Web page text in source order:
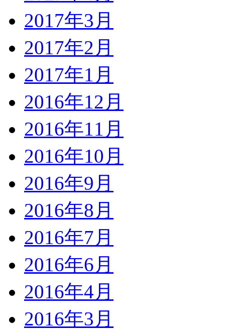
2017年3月
2017年2月
2017年1月
2016年12月
2016年11月
2016年10月
2016年9月
2016年8月
2016年7月
2016年6月
2016年4月
2016年3月